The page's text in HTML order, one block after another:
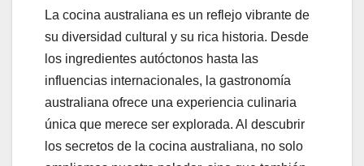
La cocina australiana es un reflejo vibrante de
su diversidad cultural y su rica historia. Desde
los ingredientes autóctonos hasta las
influencias internacionales, la gastronomía
australiana ofrece una experiencia culinaria
única que merece ser explorada. Al descubrir
los secretos de la cocina australiana, no solo